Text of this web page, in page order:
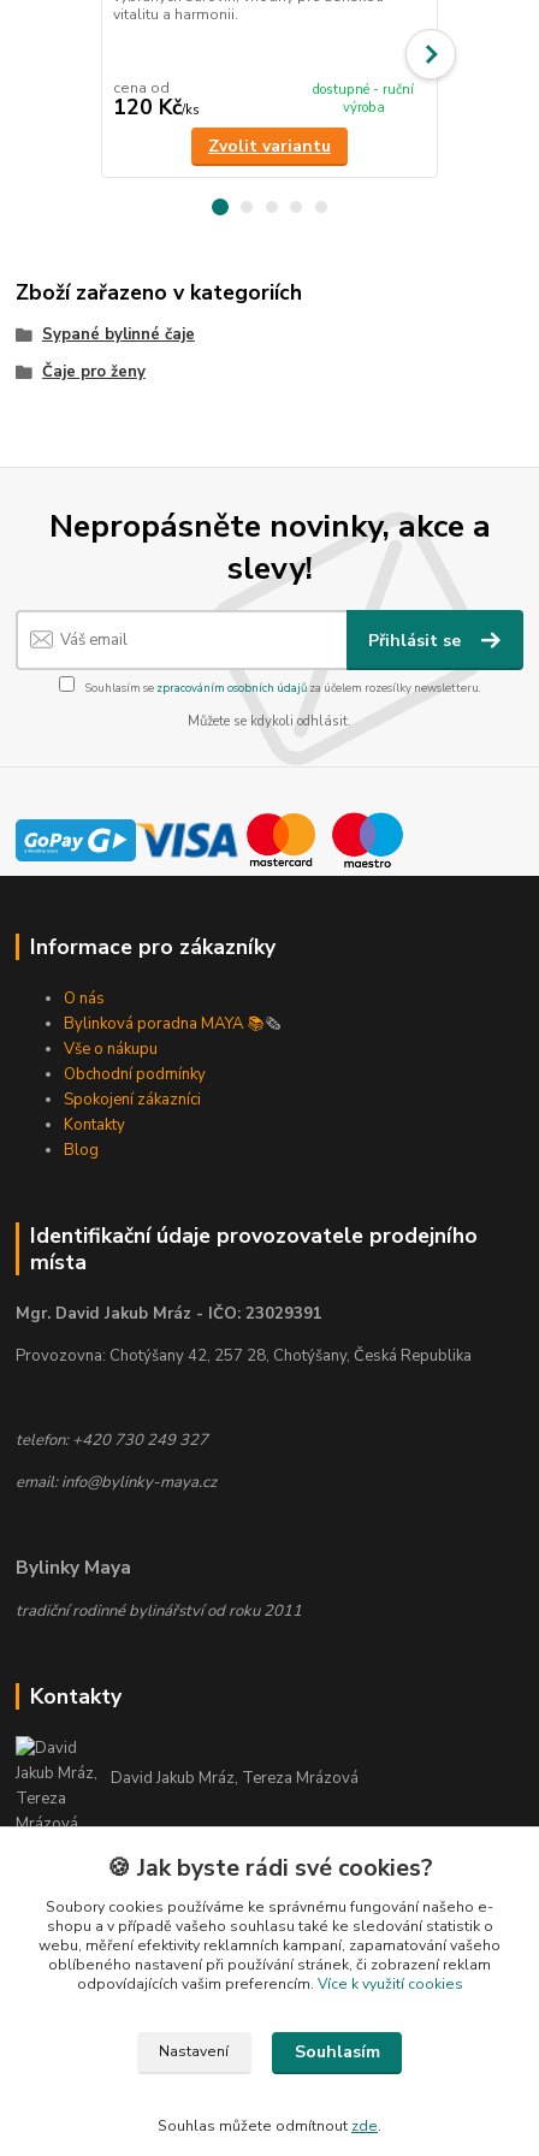
vitalitu a harmonii.
cena od
120 Kč/ks
dostupné - ruční
výroba
Zvolit variantu
bylinné
organismu.
Zboží zařazeno v kategoriích
Sypané bylinné čaje
Čaje pro ženy
Nepropásněte novinky, akce a
slevy!
Přihlásit se
Souhlasím se zpracováním osobních údajůza účelem rozesílky newsletteru.
Můžete se kdykoli odhlásit.
Informace pro zákazníky
O nás
Bylinková poradna MAYA 📚🗞️
Vše o nákupu
Obchodní podmínky
Spokojení zákazníci
Kontakty
Blog
Identifikační údaje provozovatele prodejního
místa
Mgr. David Jakub Mráz - IČO: 23029391
Provozovna: Chotýšany 42, 257 28, Chotýšany, Česká Republika
telefon: +420 730 249 327
email: info@bylinky-maya.cz
Bylinky Maya
tradiční rodinné bylinářství od roku 2011
Kontakty
David Jakub Mráz, Tereza Mrázová
info@bylinky-maya.cz
je bez souhlasu kopírovat ani publikovat!
🍪 Jak byste rádi své cookies?
Soubory cookies používáme ke správnému fungování našeho e-
shopu a v případě vašeho souhlasu také ke sledování statistik o
webu, měření efektivity reklamních kampaní, zapamatování vašeho
oblíbeného nastavení při používání stránek, či zobrazení reklam
odpovídajících vašim preferencím. Více k využití cookies
Nastavení Souhlasím
Souhlas můžete odmítnout zde.